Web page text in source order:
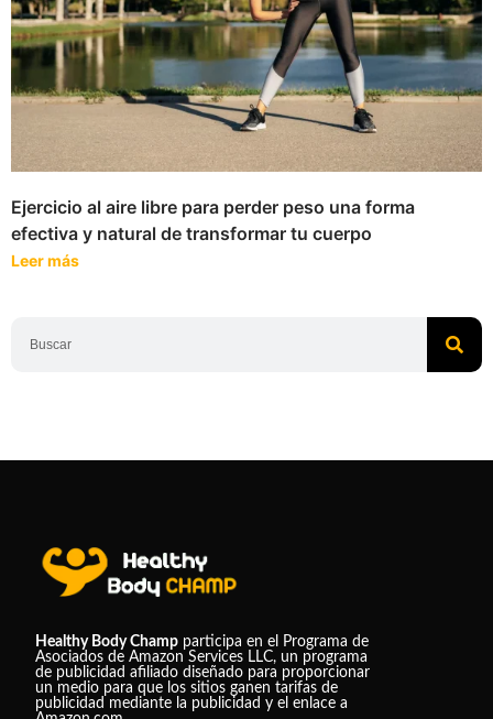
Ejercicio al aire libre para perder peso una forma
efectiva y natural de transformar tu cuerpo
Leer más
Healthy Body Champ participa en el Programa de
Asociados de Amazon Services LLC, un programa
de publicidad afiliado diseñado para proporcionar
un medio para que los sitios ganen tarifas de
publicidad mediante la publicidad y el enlace a